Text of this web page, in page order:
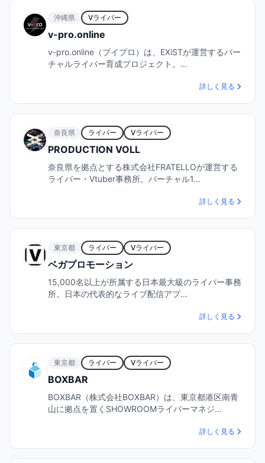
沖縄県 Vライバー
v-pro.online
v-pro.online（ブイプロ）は、EXiSTが運営するバー
チャルライバー育成プロジェクト。…
詳しく見る
奈良県 ライバー Vライバー
PRODUCTION VOLL
奈良県を拠点とする株式会社FRATELLOが運営する
ライバー・Vtuber事務所。バーチャル1…
詳しく見る
東京都 ライバー Vライバー
ベガプロモーション
15,000名以上が所属する日本最大級のライバー事務
所。日本の代表的なライブ配信アプ…
詳しく見る
東京都 ライバー Vライバー
BOXBAR
BOXBAR（株式会社BOXBAR）は、東京都港区南青
山に拠点を置くSHOWROOMライバーマネジ…
詳しく見る